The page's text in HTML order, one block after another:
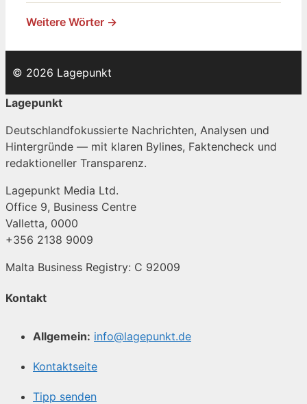
Weitere Wörter →
© 2026 Lagepunkt
Lagepunkt
Deutschlandfokussierte Nachrichten, Analysen und
Hintergründe — mit klaren Bylines, Faktencheck und
redaktioneller Transparenz.
Lagepunkt Media Ltd.
Office 9, Business Centre
Valletta, 0000
+356 2138 9009
Malta Business Registry: C 92009
Kontakt
Allgemein: info@lagepunkt.de
Kontaktseite
Tipp senden